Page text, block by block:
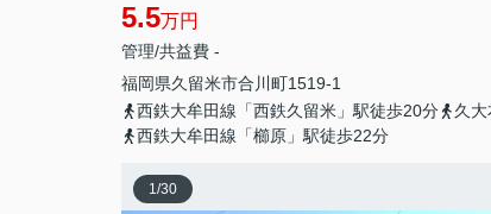
5.5万円
管理/共益費 -
福岡県久留米市合川町1519-1
西鉄大牟田線「西鉄久留米」駅徒歩20分
久
西鉄大牟田線「櫛原」駅徒歩22分
1/30